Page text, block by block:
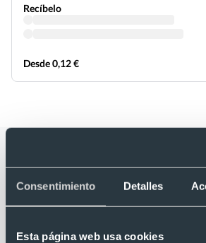
Consentimiento Detalles
Esta página web usa cookies
Recíbelo
Desde 0,12 €
Categorías relacionadas
petunias